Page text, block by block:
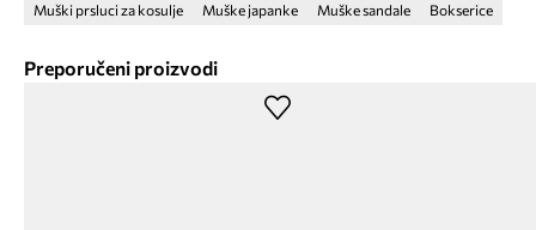
Muški prsluci za kosulje
Muške japanke Muške sandale Bokserice
Preporučeni proizvodi